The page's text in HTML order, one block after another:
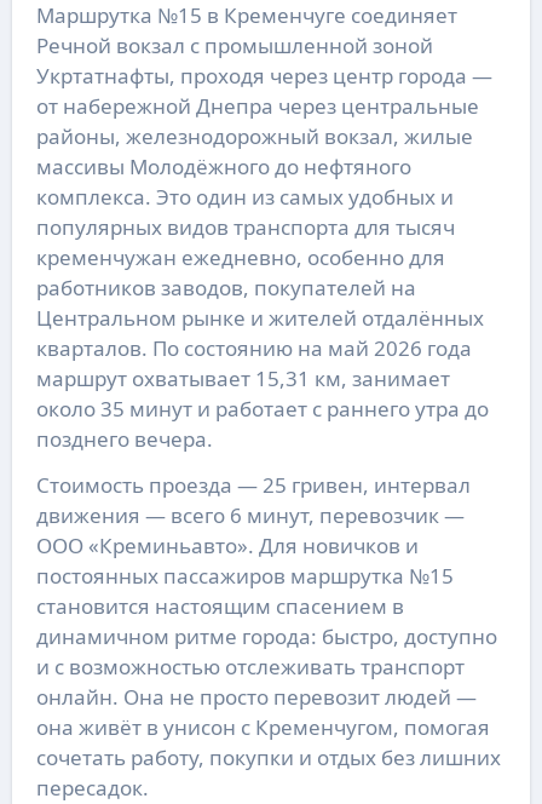
Маршрутка №15 в Кременчуге соединяет
Речной вокзал с промышленной зоной
Укртатнафты, проходя через центр города —
от набережной Днепра через центральные
районы, железнодорожный вокзал, жилые
массивы Молодёжного до нефтяного
комплекса. Это один из самых удобных и
популярных видов транспорта для тысяч
кременчужан ежедневно, особенно для
работников заводов, покупателей на
Центральном рынке и жителей отдалённых
кварталов. По состоянию на май 2026 года
маршрут охватывает 15,31 км, занимает
около 35 минут и работает с раннего утра до
позднего вечера.
Стоимость проезда — 25 гривен, интервал
движения — всего 6 минут, перевозчик —
ООО «Креминьавто». Для новичков и
постоянных пассажиров маршрутка №15
становится настоящим спасением в
динамичном ритме города: быстро, доступно
и с возможностью отслеживать транспорт
онлайн. Она не просто перевозит людей —
она живёт в унисон с Кременчугом, помогая
сочетать работу, покупки и отдых без лишних
пересадок.